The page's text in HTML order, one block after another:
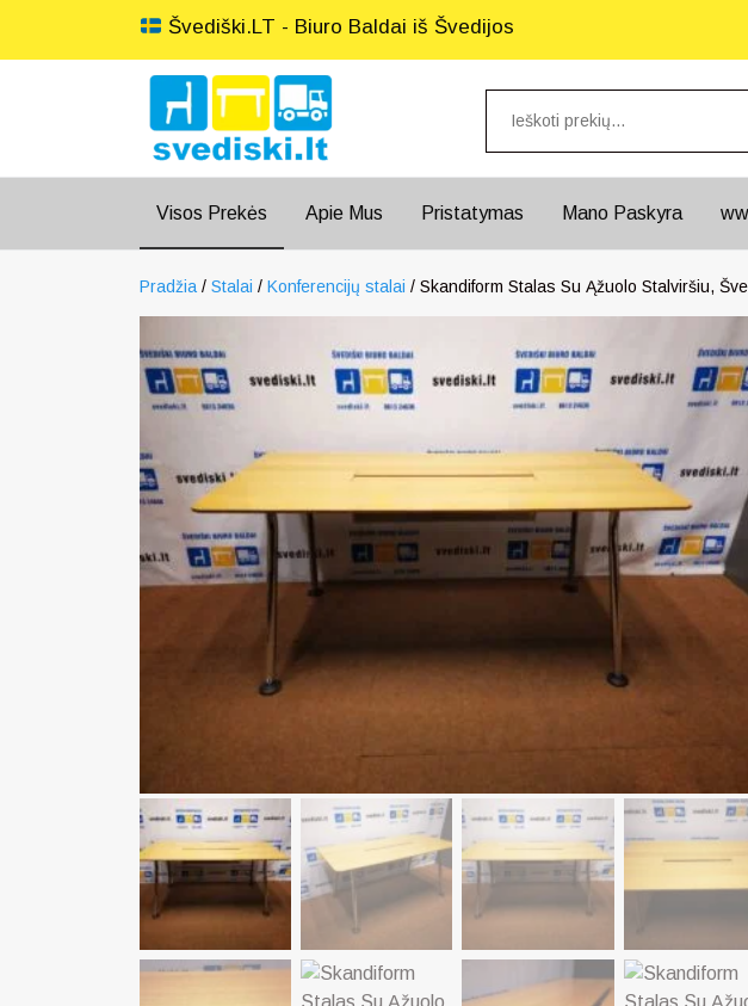
Švediški.LT - Biuro Baldai iš Švedijos
Visos Prekės Apie Mus Pristatymas Mano Paskyra
Pradžia / Stalai / Konferencijų stalai / Skandiform Stalas Su Ąžuolo Stalviršiu,